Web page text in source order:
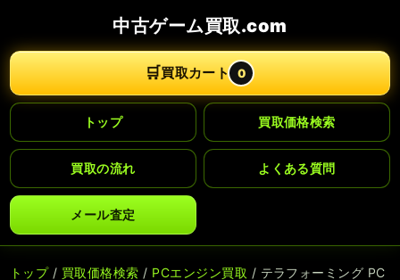
中古ゲーム買取.com
🛒買取カート 0
トップ 買取価格検索
買取の流れ よくある質問
メール査定
トップ/ 買取価格検索 / PCエンジン買取 / テラフォーミング PC